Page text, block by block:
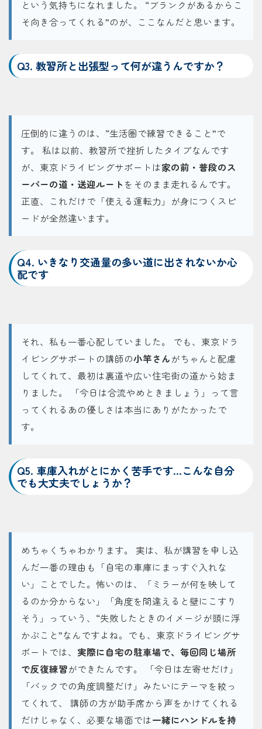
という気持ちになれました。 “ブランクがあるからこ
そ向き合ってくれる”のが、ここなんだと思います。
Q3. 教習所と出張型って何が違うんですか？
圧倒的に違うのは、“生活圏で練習できること”で
す。 私は以前、教習所で挫折したタイプなんです
が、東京ドライビングサポートは家の前・普段のス
ーパーの道・送迎ルート をそのまま走れるんです。
正直、これだけで「使える運転力」が身につくスピ
ードが全然違います。
Q4. いきなり交通量の多い道に出されないか心
配です
それ、私も一番心配していました。 でも、東京ドラ
イビングサポートの講師の小竿さんがちゃんと配慮
してくれて、最初は裏道や広い住宅街の道から始ま
りました。 「今日は合流やめときましょう」って言
ってくれるあの優しさは本当にありがたかったで
す。
Q5. 車庫入れがとにかく苦手です…こんな自分
でも大丈夫でしょうか？
めちゃくちゃわかります。 実は、私が講習を申し込
んだ一番の理由も「自宅の車庫にまっすぐ入れな
い」ことでした。怖いのは、「ミラーが何を映して
るのか分からない」「角度を間違えると壁にこすり
そう」っていう、“失敗したときのイメージが頭に浮
かぶこと”なんですよね。でも、東京ドライビングサ
ポートでは、 実際に自宅の駐車場で、毎回同じ場所
で反復練習ができたんです。 「今日は左寄せだけ」
「バックでの角度調整だけ」みたいにテーマを絞っ
てくれて、 講師の方が助手席から声をかけてくれる
だけじゃなく、必要な場面では一緒にハンドルを持